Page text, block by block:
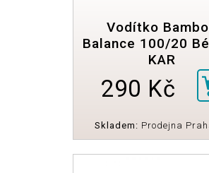
Vodítko
Balance 100/20
KAR
290 Kč
Skladem: Prodejna